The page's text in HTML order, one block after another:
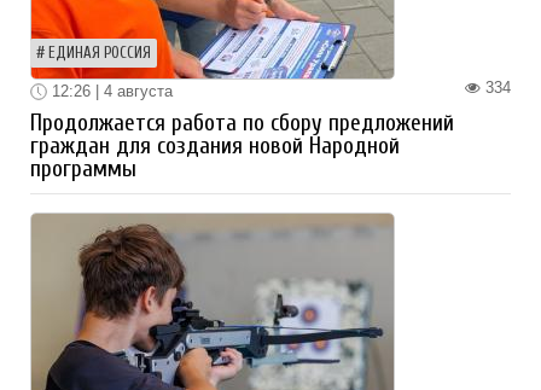
ЕДИНАЯ РОССИЯ
334
12:26 | 4 августа
Продолжается работа по сбору предложений
граждан для создания новой Народной
программы